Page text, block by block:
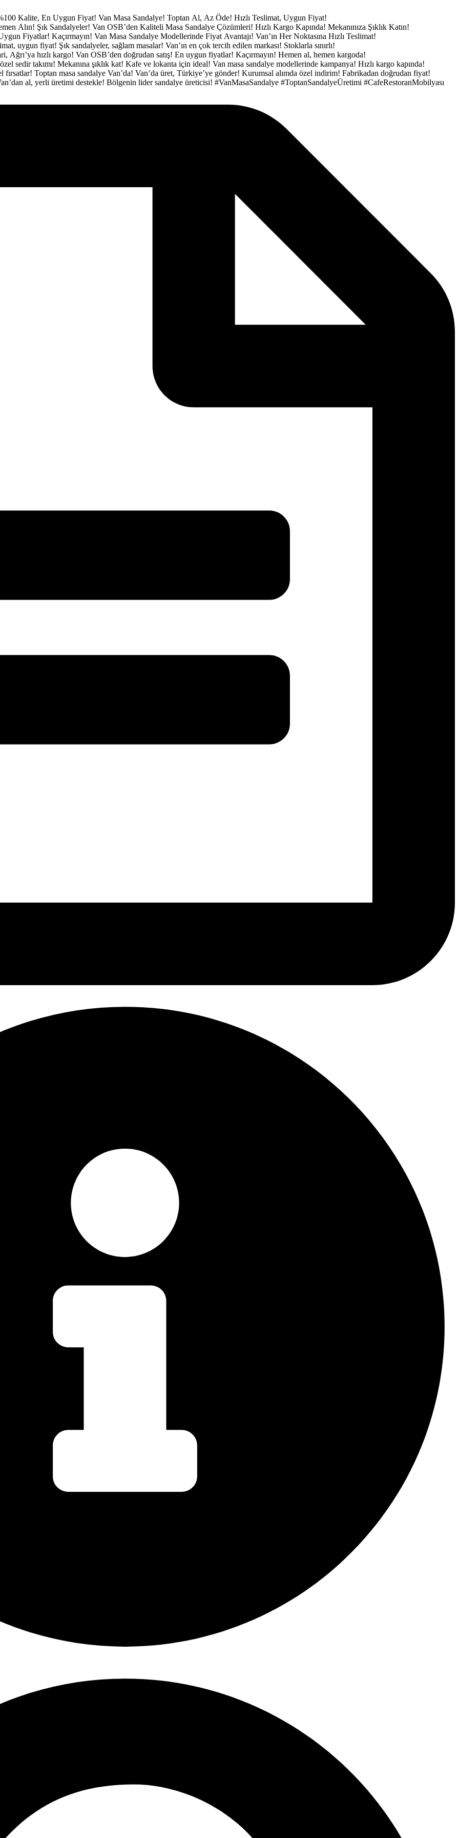
Kalite, En Uygun Fiyat! Van Masa Sandalye! Toptan Al, Az Öde! Hızlı Teslimat, Uygun Fiyat!
Alın! Şık Sandalyeler! Van OSB’den Kaliteli Masa Sandalye Çözümleri! Hızlı Kargo Kapında! Mekanınıza Şıklık Katın!
Fiyatlar! Kaçırmayın! Van Masa Sandalye Modellerinde Fiyat Avantajı! Van’ın Her Noktasına Hızlı Teslimat!
uygun fiyat! Şık sandalyeler, sağlam masalar! Van’ın en çok tercih edilen markası! Stoklarla sınırlı!
Ağrı’ya hızlı kargo! Van OSB’den doğrudan satış! En uygun fiyatlar! Kaçırmayın! Hemen al, hemen kargoda!
sedir takımı! Mekanına şıklık kat! Kafe ve lokanta için ideal! Van masa sandalye modellerinde kampanya! Hızlı kargo kapında!
fırsatlar! Toptan masa sandalye Van’da! Van’da üret, Türkiye’ye gönder! Kurumsal alımda özel indirim! Fabrikadan doğrudan fiyat!
al, yerli üretimi destekle! Bölgenin lider sandalye üreticisi! #VanMasaSandalye #ToptanSandalyeÜretimi #CafeRestoranMobilyası